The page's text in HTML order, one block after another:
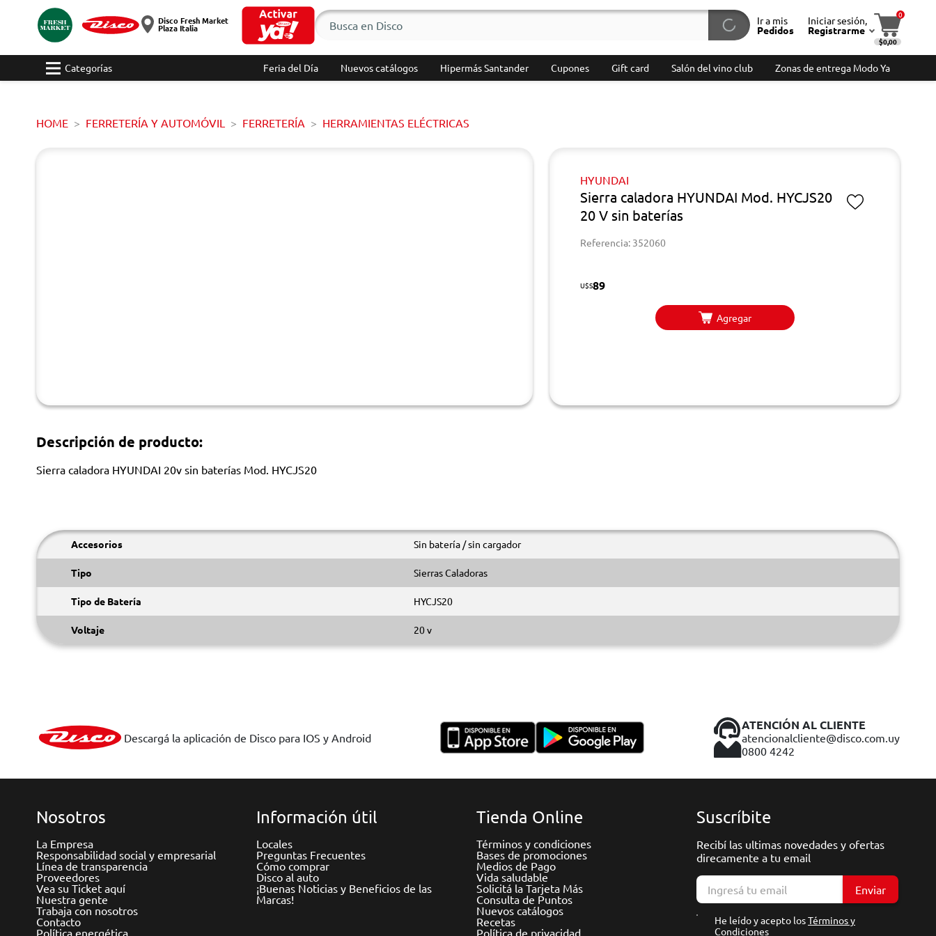
Disco Fresh Market
Plaza Italia
Ir a mis
Pedidos
Iniciar sesión,
Registrarme
0
$0,00
Categorías Feria del Día Nuevos catálogos Hipermás Santander Cupones Gift card Salón del vino club Zonas de entrega Modo Ya
HOME FERRETERÍA Y AUTOMÓVIL FERRETERÍA HERRAMIENTAS ELÉCTRICAS
HYUNDAI
Sierra caladora HYUNDAI Mod. HYCJS20
20 V sin baterías
Referencia: 352060
U$S89
Agregar
Descripción de producto:
Sierra caladora HYUNDAI 20v sin baterías Mod. HYCJS20
Accesorios Sin batería / sin cargador
Tipo Sierras Caladoras
Tipo de Batería HYCJS20
Voltaje 20 v
Descargá la aplicación de Disco para IOS y Android
ATENCIÓN AL CLIENTE
atencionalcliente@disco.com.uy
0800 4242
Nosotros
La Empresa
Responsabilidad social y empresarial
Línea de transparencia
Proveedores
Vea su Ticket aquí
Nuestra gente
Trabaja con nosotros
Contacto
Política energética
Información útil
Locales
Preguntas Frecuentes
Cómo comprar
Disco al auto
¡Buenas Noticias y Beneficios de las
Marcas!
Tienda Online
Términos y condiciones
Bases de promociones
Medios de Pago
Vida saludable
Solicitá la Tarjeta Más
Consulta de Puntos
Nuevos catálogos
Recetas
Política de privacidad
Suscríbite
Recibí las ultimas novedades y ofertas
direcamente a tu email
Enviar
He leído y acepto losTérminos y
Condiciones